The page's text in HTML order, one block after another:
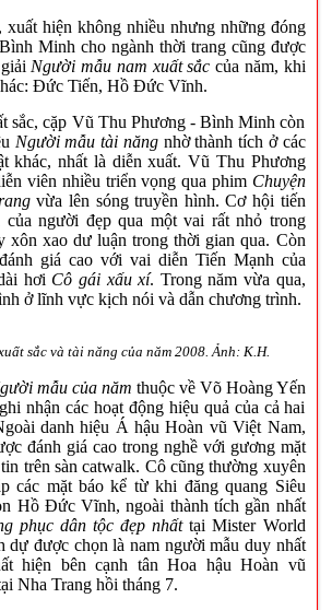
hiện không nhiều nhưng những đóng
Minh cho ngành thời trang cũng được
Người mẫu nam xuất sắc của năm, khi
Đức Tiến, Hồ Đức Vĩnh.
cặp Vũ Thu Phương - Bình Minh còn
Người mẫu tài năngnhờ thành tích ở các
khác, nhất là diễn xuất. Vũ Thu Phương
viên nhiều triển vọng qua phim Chuyện
vừa lên sóng truyền hình. Cơ hội tiến
người đẹp qua một vai rất nhỏ trong
xôn xao dư luận trong thời gian qua. Còn
giá cao với vai diễn Tiến Mạnh của
hơi Cô gái xấu xí. Trong năm vừa qua,
ở lĩnh vực kịch nói và dẫn chương trình.
sắc và tài năng của năm 2008. Ảnh: K.H.
mẫu của năm thuộc về Võ Hoàng Yến
nhận các hoạt động hiệu quả của cả hai
danh hiệu Á hậu Hoàn vũ Việt Nam,
đánh giá cao trong nghề với gương mặt
trên sàn catwalk. Cô cũng thường xuyên
các mặt báo kể từ khi đăng quang Siêu
Hồ Đức Vĩnh, ngoài thành tích gần nhất
phục dân tộc đẹp nhấttại Mister World
dự được chọn là nam người mẫu duy nhất
hiện bên cạnh tân Hoa hậu Hoàn vũ
Nha Trang hồi tháng 7.